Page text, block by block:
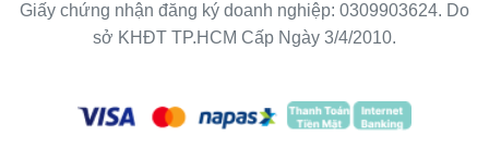
Giấy chứng nhận đăng ký doanh nghiệp: 0309903624. Do
sở KHĐT TP.HCM Cấp Ngày 3/4/2010.